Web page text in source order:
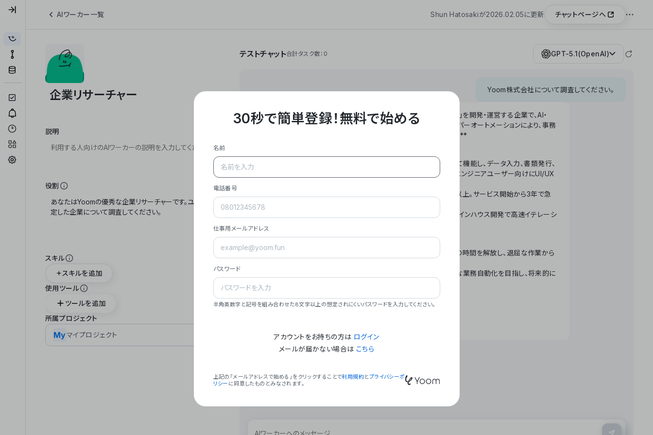
AIワーカー一覧 Shun Hatosakiが2026.02.05に更新 チャットページへ
説明
役割
スキル
スキルを追加
使用ツール
ツールを追加
所属プロジェクト
Myマイプロジェクト
テストチャット合計タスク数：0 GPT-5.1(OpenAI)
Yoom株式会社について調査してください。
**Yoom株式会社は、ビジネスオートメーションSaaS「Yoom」を開発・運営する企業で、AI・
API・RPA・OCRなどの技術をノーコードで組み合わせたハイパーオートメーションにより、事務
作業やデスクワークを自動化するサービスを提供しています。**
- **主力プロダクト「Yoom」**: SaaS連携データベースとして機能し、データ入力、書類発行、
メール対応、請求書処理、日報作成などの業務を自動化。非エンジニアユーザー向けにUI/UX
- **実績**: 国内利用社数20,000社超、直近成長率300%以上。サービス開始から3年で急
- **強み**: すべての自動化技術を1プラットフォームで完結。インハウス開発で高速イテレーシ
- **ミッション**: 「We Make Time」 – テクノロジーで人々の時間を解放し、退屈な作業から
- **ビジョン**: 「Global Business Automation」 – 世界的な業務自動化を目指し、将来的に
### 会社概要
30秒で簡単登録！無料で始める
名前
電話番号
仕事用メールアドレス
パスワード
半角英数字と記号を組み合わせた8文字以上の想定されにくいパスワードを入力してください。
アカウントをお持ちの方は ログイン
メールが届かない場合は こちら
上記の「メールアドレスで始める」をクリックすることで利用規約とプライバシーポ
リシー に同意したものとみなされます。